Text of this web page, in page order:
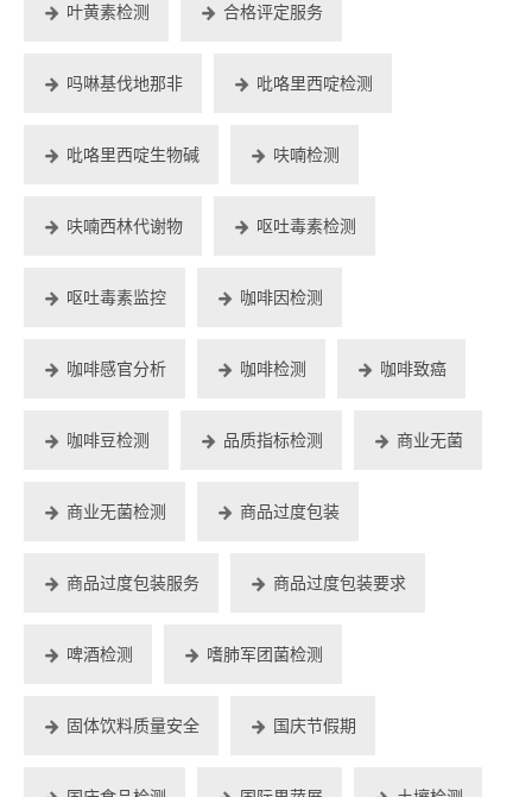
叶黄素检测 合格评定服务
吗啉基伐地那非 吡咯里西啶检测
吡咯里西啶生物碱 呋喃检测
呋喃西林代谢物 呕吐毒素检测
呕吐毒素监控 咖啡因检测
咖啡感官分析 咖啡检测 咖啡致癌
咖啡豆检测 品质指标检测 商业无菌
商业无菌检测 商品过度包装
商品过度包装服务 商品过度包装要求
啤酒检测 嗜肺军团菌检测
固体饮料质量安全 国庆节假期